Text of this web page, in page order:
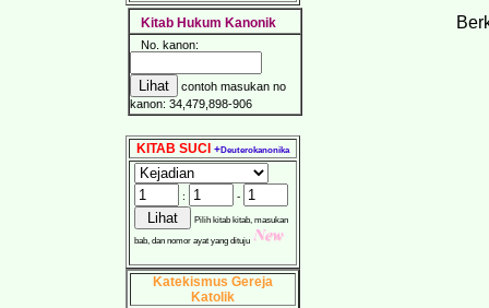
Kitab Hukum Kanonik
No. kanon:
contoh masukan no
kanon: 34,479,898-906
KITAB SUCI +Deuterokanonika
: -
Pilih kitab kitab, masukan
bab, dan nomor ayat yang dituju
Katekismus Gereja
Katolik